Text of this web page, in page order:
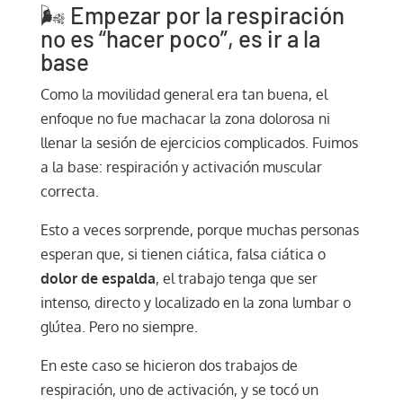
🌬️ Empezar por la respiración
no es “hacer poco”, es ir a la
base
Como la movilidad general era tan buena, el
enfoque no fue machacar la zona dolorosa ni
llenar la sesión de ejercicios complicados. Fuimos
a la base: respiración y activación muscular
correcta.
Esto a veces sorprende, porque muchas personas
esperan que, si tienen ciática, falsa ciática o
dolor de espalda, el trabajo tenga que ser
intenso, directo y localizado en la zona lumbar o
glútea. Pero no siempre.
En este caso se hicieron dos trabajos de
respiración, uno de activación, y se tocó un